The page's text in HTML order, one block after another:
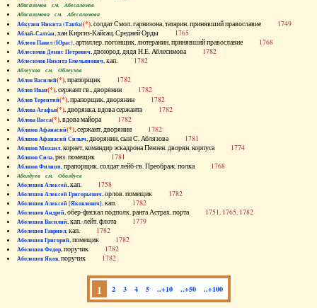
Абисаломов см. Абесаломов
Абисаломова см. Абесаломова
Абкузин Никита (Танба)(*), солдат Смол. гарнизона, татарин, принявший православие 1749
Аблай-Салтан, хан Киргиз-Кайсац. Средней Орды 1765
Аблеев Павел (Юрас), артиллер. погонщик, лютеранин, принявший православие 1768
Аблесимов Денис Петрович, двоюрод. дядя Н.Е. Аблесимова 1782
Аблесимов Никита Емельянович, кап. 1782
Аблеухов см. Облеухов
Аблов Василий(*), прапорщик 1782
Аблов Иван(*), сержант гв., дворянин 1782
Аблов Терентий(*), прапорщик, дворянин 1782
Аблова Агафья(*), дворянка, вдова сержанта 1782
Аблова Васса(*), вдова майора 1782
Аблязов Афанасий(*), сержант, дворянин 1782
Аблязов Афанасий Силыч, дворянин, сын С. Аблязова 1781
Аблязов Михаил, корнет, командир эскадрона Пензен. дворян. корпуса 1774
Аблязов Сила, ряз. помещик 1781
Аблязов Филипп, прапорщик, солдат лейб-гв. Преображ. полка 1768
Аболдуев см. Оболдуев
Аболешев Алексей, кап. 1758
Аболешев Алексей Григорьевич, орлов. помещик 1782
Аболешев Алексей [Яковлевич], кап. 1782
Аболешев Андрей, обер-фискал подполк. ранга Астрах. порта 1751, 1765, 1782
Аболешев Василий, кап.-лейт. флота 1779
Аболешев Гавриил, кап. 1782
Аболешев Григорий, помещик 1782
Аболешев Федор, поручик 1782
Аболешев Яков, поручик 1782
1 2 3 4 5 ..+10 ..+50 ..+100